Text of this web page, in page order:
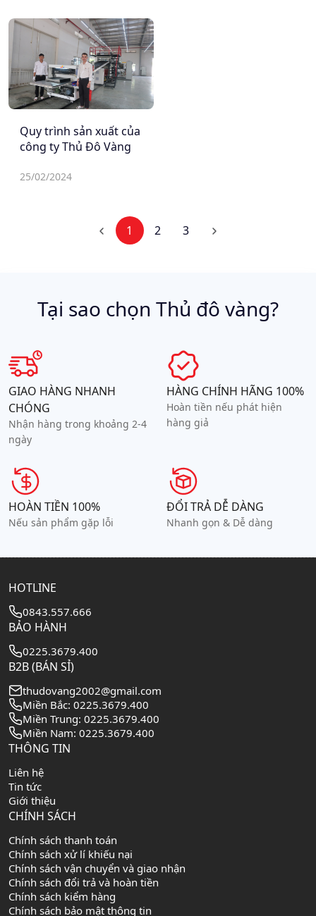
Quy trình sản xuất của
công ty Thủ Đô Vàng
25/02/2024
1 2 3
Tại sao chọn Thủ đô vàng?
GIAO HÀNG NHANH
CHÓNG
Nhận hàng trong khoảng 2-4
ngày
HÀNG CHÍNH HÃNG 100%
Hoàn tiền nếu phát hiện
hàng giả
HOÀN TIỀN 100%
Nếu sản phẩm gặp lỗi
ĐỔI TRẢ DỄ DÀNG
Nhanh gọn & Dễ dàng
HOTLINE
0843.557.666
BẢO HÀNH
0225.3679.400
B2B (BÁN SỈ)
thudovang2002@gmail.com
Miền Bắc: 0225.3679.400
Miền Trung: 0225.3679.400
Miền Nam: 0225.3679.400
THÔNG TIN
Liên hệ
Tin tức
Giới thiệu
CHÍNH SÁCH
Chính sách thanh toán
Chính sách xử lí khiếu nại
Chính sách vận chuyển và giao nhận
Chính sách đổi trả và hoàn tiền
Chính sách kiểm hàng
Chính sách bảo mật thông tin